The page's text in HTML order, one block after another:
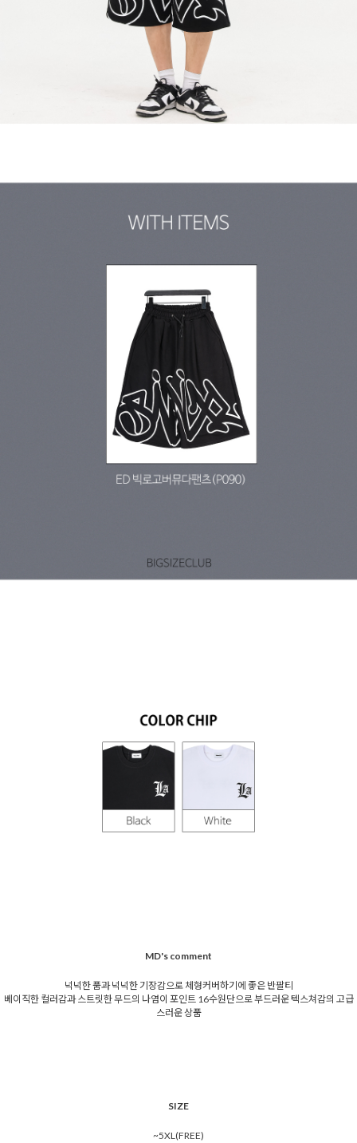
MD's comment
넉넉한 품과 넉넉한 기장감으로 체형커버하기에 좋은 반팔티
베이직한 컬러감과 스트릿한 무드의 나염이 포인트 16수원단으로 부드러운 텍스쳐감의 고급
스러운 상품
SIZE
~5XL(FREE)